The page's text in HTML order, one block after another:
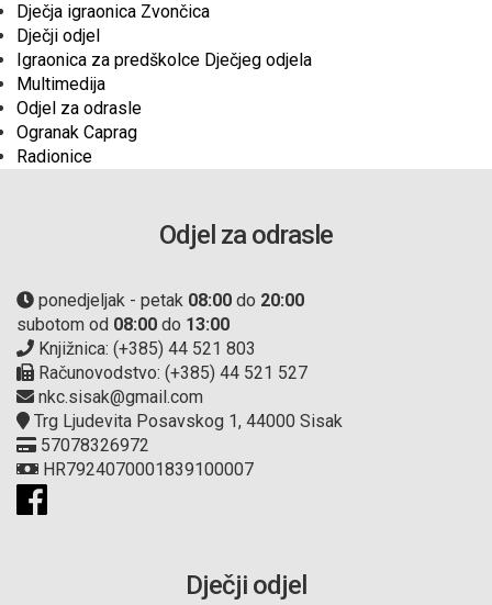
Dječja igraonica Zvončica
Dječji odjel
Igraonica za predškolce Dječjeg odjela
Multimedija
Odjel za odrasle
Ogranak Caprag
Radionice
Odjel za odrasle
ponedjeljak - petak 08:00 do 20:00
subotom od 08:00 do 13:00
Knjižnica: (+385) 44 521 803
Računovodstvo: (+385) 44 521 527
nkc.sisak@gmail.com
Trg Ljudevita Posavskog 1, 44000 Sisak
57078326972
HR7924070001839100007
Dječji odjel